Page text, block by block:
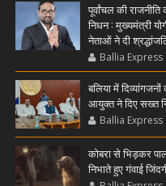
पूर्वांचल की
निधन : मुख्यमंत्री
नेताओं ने दी
Ballia Express
बलिया में
आयुक्त ने दिए सख्त
Ballia Express
कोबरा से भिड़कर
निभाते हुए गंवाई